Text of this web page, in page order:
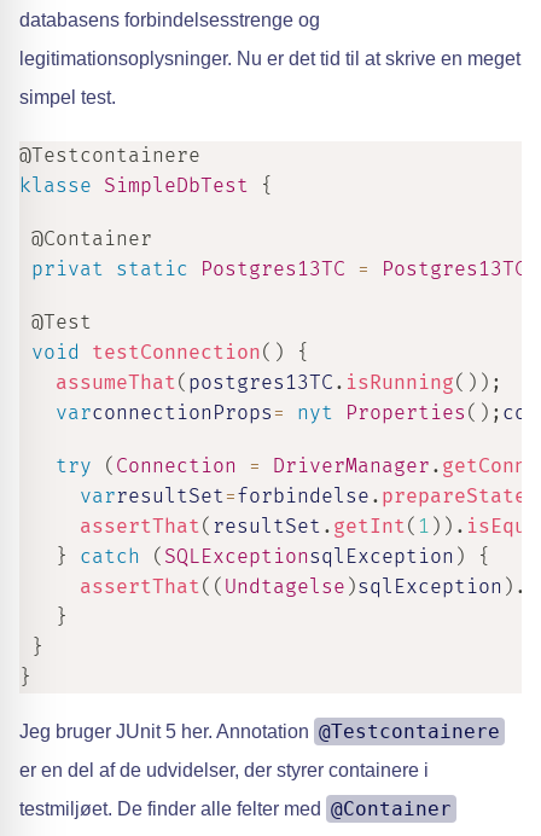
databasens forbindelsesstrenge og
legitimationsoplysninger. Nu er det tid til at skrive en meget
simpel test.
@Testcontainere
klasse SimpleDbTest {
@Container
privat static Postgres13TC = Postgres13TC
@Test
void
testConnection( )
{
assumeThat( postgres13TC . isRunning( ) ) ;
varconnectionProps = nyt Properties ( ) ;
try ( Connection = DriverManager .
varresultSet=forbindelse .
assertThat( resultSet . getInt( 1 ) ) .
}
catch ( SQLExceptionsqlException )
{
assertThat( ( Undtagelse )sqlException ) .
}
}
}
Jeg bruger JUnit 5 her. Annotation @Testcontainere
er en del af de udvidelser, der styrer containere i
testmiljøet. De finder alle felter med @Container